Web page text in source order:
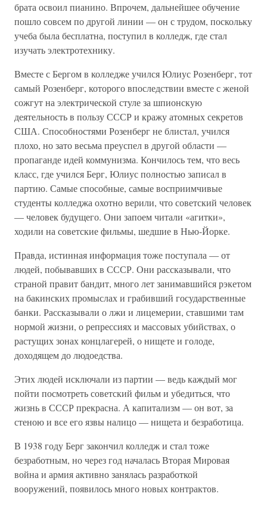
брата освоил пианино. Впрочем, дальнейшее обучение
пошло совсем по другой линии — он с трудом, поскольку
учеба была бесплатна, поступил в колледж, где стал
изучать электротехнику.
Вместе с Бергом в колледже учился Юлиус Розенберг, тот
самый Розенберг, которого впоследствии вместе с женой
сожгут на электрической стуле за шпионскую
деятельность в пользу СССР и кражу атомных секретов
США. Способностями Розенберг не блистал, учился
плохо, но зато весьма преуспел в другой области —
пропаганде идей коммунизма. Кончилось тем, что весь
класс, где учился Берг, Юлиус полностью записал в
партию. Самые способные, самые восприимчивые
студенты колледжа охотно верили, что советский человек
— человек будущего. Они запоем читали «агитки»,
ходили на советские фильмы, шедшие в Нью-Йорке.
Правда, истинная информация тоже поступала — от
людей, побывавших в СССР. Они рассказывали, что
страной правит бандит, много лет занимавшийся рэкетом
на бакинских промыслах и грабивший государственные
банки. Рассказывали о лжи и лицемерии, ставшими там
нормой жизни, о репрессиях и массовых убийствах, о
растущих зонах концлагерей, о нищете и голоде,
доходящем до людоедства.
Этих людей исключали из партии — ведь каждый мог
пойти посмотреть советский фильм и убедиться, что
жизнь в СССР прекрасна. А капитализм — он вот, за
стеною и все его язвы налицо — нищета и безработица.
В 1938 году Берг закончил колледж и стал тоже
безработным, но через год началась Вторая Мировая
война и армия активно занялась разработкой
вооружений, появилось много новых контрактов.